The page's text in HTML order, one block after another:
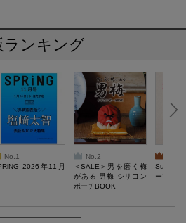
ランキング
No.1
2026年11月
No.2
＜SALE＞男を磨く梅
がある 男梅 シリコン
ポーチBOOK
ーツチャ